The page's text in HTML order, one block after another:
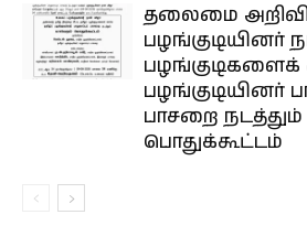
தலைமை
பழங்குடியினர்
பழங்குடிகளைக்
பழங்குடியினர்
பாசறை நடத்தும்
பொதுக்கூட்டம்